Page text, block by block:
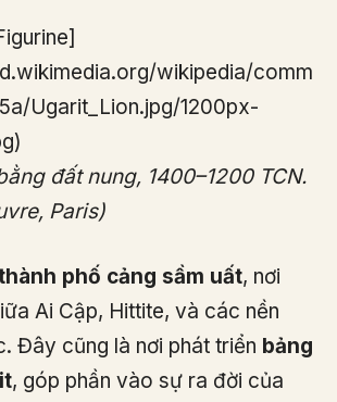
wikipedia/comm
Ugarit_Lion.jpg/1200px-
đất nung, 1400–1200 TCN.
Paris)
phố cảng sầm uất, nơi
Ai Cập, Hittite, và các nền
Đây cũng là nơi phát triển bảng
, góp phần vào sự ra đời của